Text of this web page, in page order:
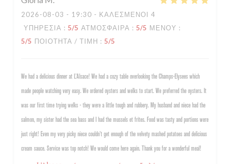
2026-08-03 - 19:30 - ΚΑΛΕΣΜΈΝΟΙ 4
ΥΠΗΡΕΣΊΑ : 5/5 ΑΤΜΌΣΦΑΙΡΑ : 5/5 ΜΕΝΟΎ :
5/5 ΠΟΙΌΤΗΤΑ / ΤΙΜΉ : 5/5
We had a delicious dinner at L’Alsace! We had a cozy table overlooking the Champs-Elysees which
made people watching very easy. We ordered oysters and welks to start. We preferred the oysters. It
was our first time trying welks - they were a little tough and rubbery. My husband and niece had the
salmon, my sister had the sea bass and I had the mussels et frites. Food was tasty and portions were
just right! Even my very picky niece couldn’t get enough of the velvety mashed potatoes and delicious
cream sauce. Service was top notch! We would come here again. Thank you for a wonderful meal!